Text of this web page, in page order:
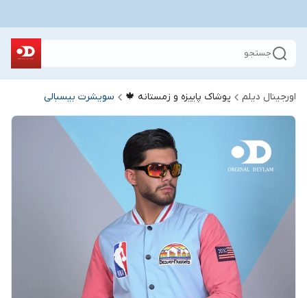
جستجو
اورجینال دیلم پوشاک پاییزه و زمستانه 🍁 سویشرت بیسبالی